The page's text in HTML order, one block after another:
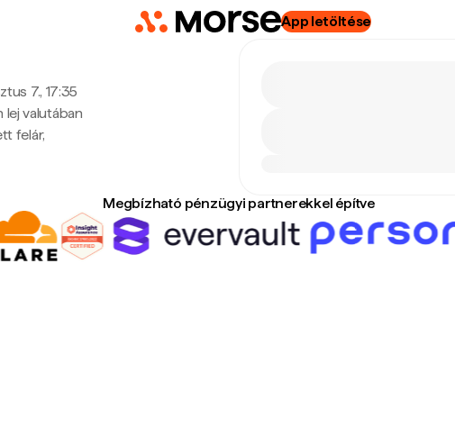
App letöltése
7., 17:35
valutában
felár,
Megbízható pénzügyi partnerekkel építve